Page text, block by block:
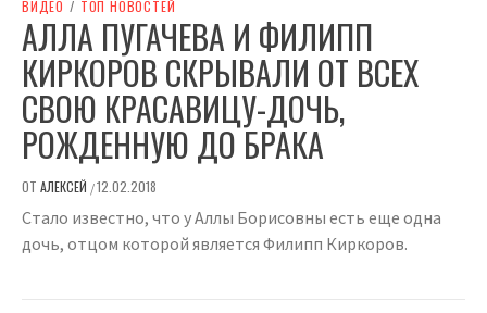
ВИДЕО / ТОП НОВОСТЕЙ
АЛЛА ПУГАЧЕВА И ФИЛИПП
КИРКОРОВ СКРЫВАЛИ ОТ ВСЕХ
СВОЮ КРАСАВИЦУ-ДОЧЬ,
РОЖДЕННУЮ ДО БРАКА
ОТ АЛЕКСЕЙ /12.02.2018
Стало известно, что у Аллы Борисовны есть еще одна
дочь, отцом которой является Филипп Киркоров.